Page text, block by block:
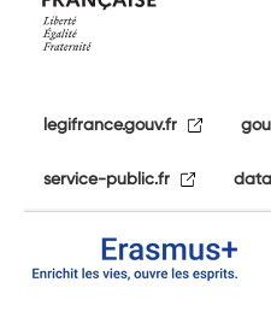
legifrance.gouv.fr
service-public.fr